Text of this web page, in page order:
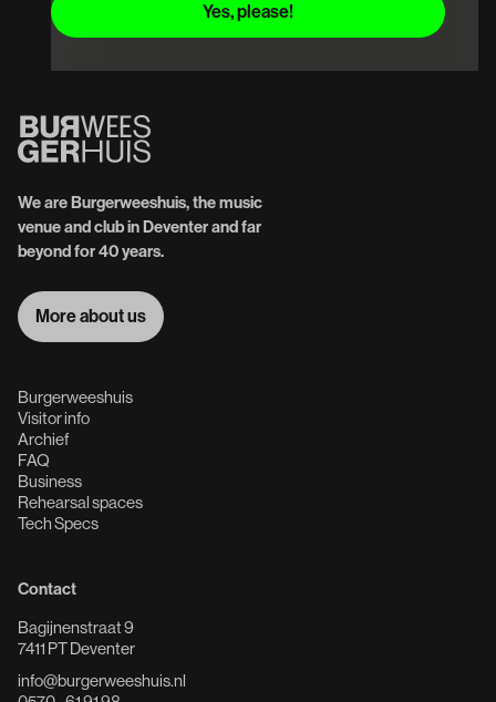
We are Burgerweeshuis, the music
venue and club in Deventer and far
beyond for 40 years.
More about us
Burgerweeshuis
Visitor info
Archief
FAQ
Business
Rehearsal spaces
Tech Specs
Contact
Bagijnenstraat 9
7411 PT Deventer
info@burgerweeshuis.nl